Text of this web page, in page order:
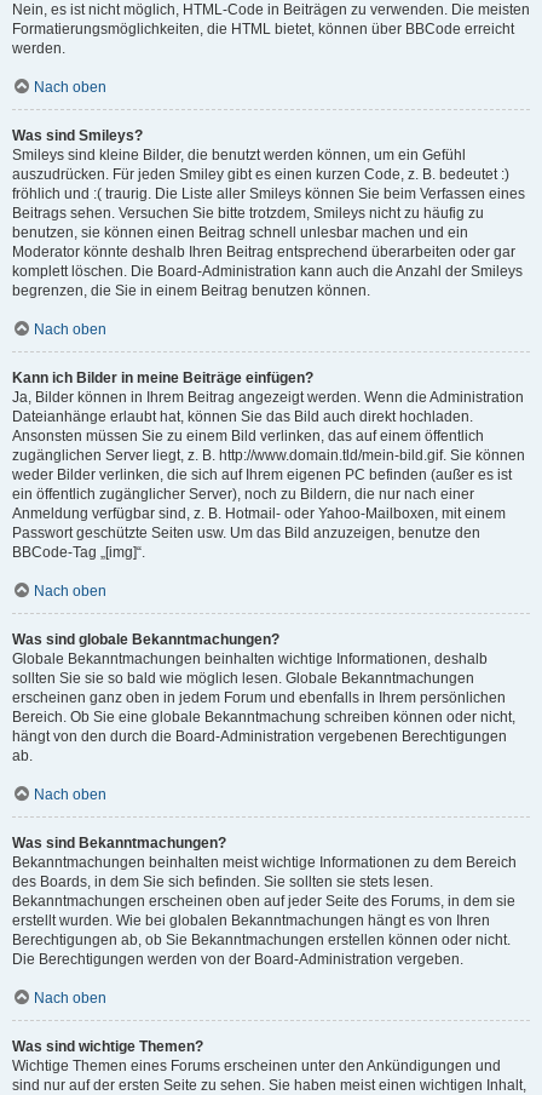
Nein, es ist nicht möglich, HTML-Code in Beiträgen zu verwenden. Die meisten
Formatierungsmöglichkeiten, die HTML bietet, können über BBCode erreicht
werden.
Nach oben
Was sind Smileys?
Smileys sind kleine Bilder, die benutzt werden können, um ein Gefühl
auszudrücken. Für jeden Smiley gibt es einen kurzen Code, z. B. bedeutet :)
fröhlich und :( traurig. Die Liste aller Smileys können Sie beim Verfassen eines
Beitrags sehen. Versuchen Sie bitte trotzdem, Smileys nicht zu häufig zu
benutzen, sie können einen Beitrag schnell unlesbar machen und ein
Moderator könnte deshalb Ihren Beitrag entsprechend überarbeiten oder gar
komplett löschen. Die Board-Administration kann auch die Anzahl der Smileys
begrenzen, die Sie in einem Beitrag benutzen können.
Nach oben
Kann ich Bilder in meine Beiträge einfügen?
Ja, Bilder können in Ihrem Beitrag angezeigt werden. Wenn die Administration
Dateianhänge erlaubt hat, können Sie das Bild auch direkt hochladen.
Ansonsten müssen Sie zu einem Bild verlinken, das auf einem öffentlich
zugänglichen Server liegt, z. B. http://www.domain.tld/mein-bild.gif. Sie können
weder Bilder verlinken, die sich auf Ihrem eigenen PC befinden (außer es ist
ein öffentlich zugänglicher Server), noch zu Bildern, die nur nach einer
Anmeldung verfügbar sind, z. B. Hotmail- oder Yahoo-Mailboxen, mit einem
Passwort geschützte Seiten usw. Um das Bild anzuzeigen, benutze den
BBCode-Tag „[img]“.
Nach oben
Was sind globale Bekanntmachungen?
Globale Bekanntmachungen beinhalten wichtige Informationen, deshalb
sollten Sie sie so bald wie möglich lesen. Globale Bekanntmachungen
erscheinen ganz oben in jedem Forum und ebenfalls in Ihrem persönlichen
Bereich. Ob Sie eine globale Bekanntmachung schreiben können oder nicht,
hängt von den durch die Board-Administration vergebenen Berechtigungen
ab.
Nach oben
Was sind Bekanntmachungen?
Bekanntmachungen beinhalten meist wichtige Informationen zu dem Bereich
des Boards, in dem Sie sich befinden. Sie sollten sie stets lesen.
Bekanntmachungen erscheinen oben auf jeder Seite des Forums, in dem sie
erstellt wurden. Wie bei globalen Bekanntmachungen hängt es von Ihren
Berechtigungen ab, ob Sie Bekanntmachungen erstellen können oder nicht.
Die Berechtigungen werden von der Board-Administration vergeben.
Nach oben
Was sind wichtige Themen?
Wichtige Themen eines Forums erscheinen unter den Ankündigungen und
sind nur auf der ersten Seite zu sehen. Sie haben meist einen wichtigen Inhalt,